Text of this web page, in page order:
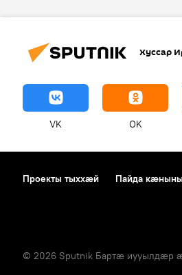
Хуссар
VK OK
Проекты тыххӕй Пайда
© 2026 Sputnik Бартӕ иууылдӕр